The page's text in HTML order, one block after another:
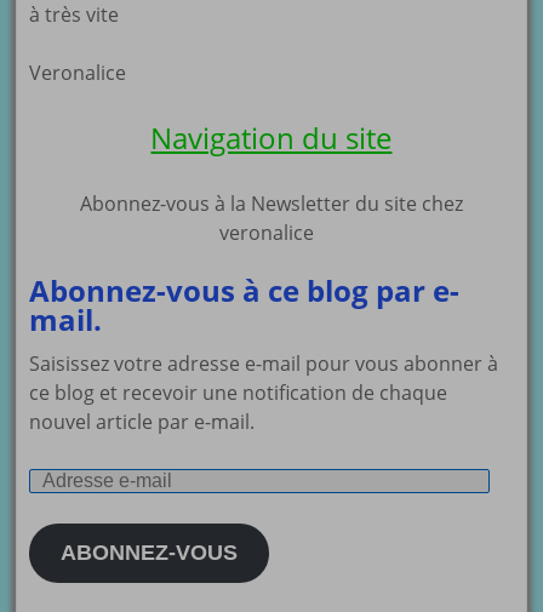
à très vite
Veronalice
Navigation du site
Abonnez-vous à la Newsletter du site chez
veronalice
Abonnez-vous à ce blog par e-
mail.
Saisissez votre adresse e-mail pour vous abonner à
ce blog et recevoir une notification de chaque
nouvel article par e-mail.
Adresse
mail
ABONNEZ-VOUS